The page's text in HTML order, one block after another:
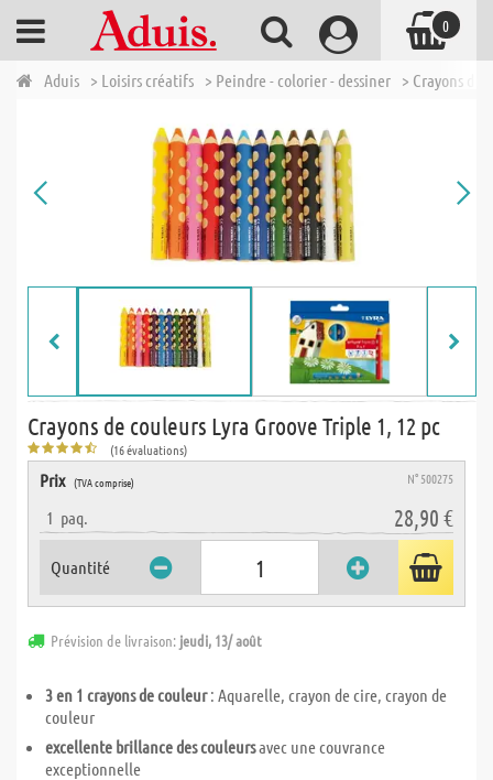
Aduis > Loisirs créatifs > Peindre - colorier - dessiner > Crayons de
Crayons de couleurs Lyra Groove Triple 1, 12 pc
(16 évaluations)
Prix (TVA comprise) N° 500275
1 paq. 28,90 €
Quantité
Prévision de livraison: jeudi, 13/ août
3 en 1 crayons de couleur: Aquarelle, crayon de cire, crayon de
couleur
excellente brillance des couleursavec une couvrance
exceptionnelle
0